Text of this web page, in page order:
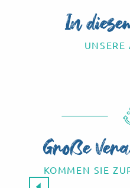
In
UNSERE
Große
KOMMEN SIE